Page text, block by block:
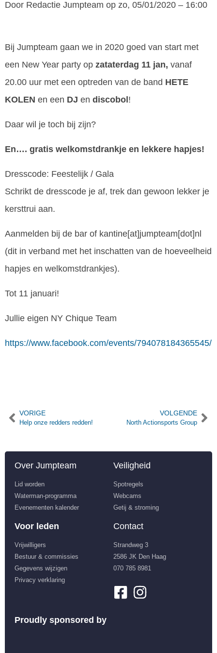
Door Redactie Jumpteam op zo, 05/01/2020 – 16:00
Bij Jumpteam gaan we in 2020 goed van start met
een New Year party op zataterdag 11 jan, vanaf
20.00 uur met een optreden van de band HETE
KOLEN en een DJ en discobol !
Daar wil je toch bij zijn?
En…. gratis welkomstdrankje en lekkere hapjes!
Dresscode: Feestelijk / Gala
Schrikt de dresscode je af, trek dan gewoon lekker je
kersttrui aan.
Aanmelden bij de bar of kantine[at]jumpteam[dot]nl
(dit in verband met het inschatten van de hoeveelheid
hapjes en welkomstdrankjes).
Tot 11 januari!
Jullie eigen NY Chique Team
https://www.facebook.com/events/794078184365545/
VORIGE
Help onze redders redden!
VOLGENDE
North Actionsports Group
Over Jumpteam
Lid worden
Waterman-programma
Evenementen kalender
Veiligheid
Spotregels
Webcams
Getij & stroming
Voor leden
Vrijwilligers
Bestuur & commissies
Gegevens wijzigen
Privacy verklaring
Contact
Strandweg 3
2586 JK Den Haag
070 785 8981
Proudly sponsored by